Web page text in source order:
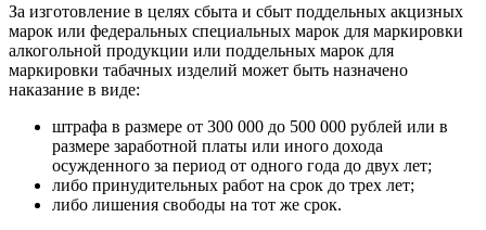
За изготовление в целях сбыта и сбыт поддельных акцизных
марок или федеральных специальных марок для маркировки
алкогольной продукции или поддельных марок для
маркировки табачных изделий может быть назначено
наказание в виде:
штрафа в размере от 300 000 до 500 000 рублей или в
размере заработной платы или иного дохода
осужденного за период от одного года до двух лет;
либо принудительных работ на срок до трех лет;
либо лишения свободы на тот же срок.